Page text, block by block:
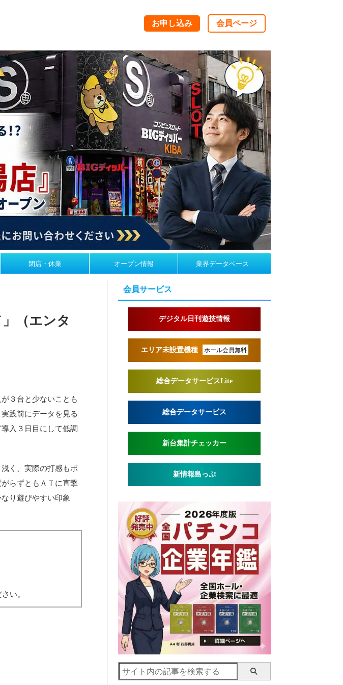
お申し込み 会員ページ
閉店・休業 オープン情報 業界データベース
（エンタ
３台と少ないことも
践前にデータを見る
入３日目にして低調
く、実際の打感もボ
らずともＡＴに直撃
り遊びやすい印象
い。
会員サービス
デジタル日刊遊技情報
エリア未設置機種 ホール会員無料
総合データサービスLite
総合データサービス
新台集計チェッカー
新情報島っぷ